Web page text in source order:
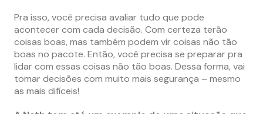
Pra isso, você precisa avaliar tudo que pode
acontecer com cada decisão. Com certeza terão
coisas boas, mas também podem vir coisas não tão
boas no pacote. Então, você precisa se preparar pra
lidar com essas coisas não tão boas. Dessa forma, vai
tomar decisões com muito mais segurança – mesmo
as mais difíceis!